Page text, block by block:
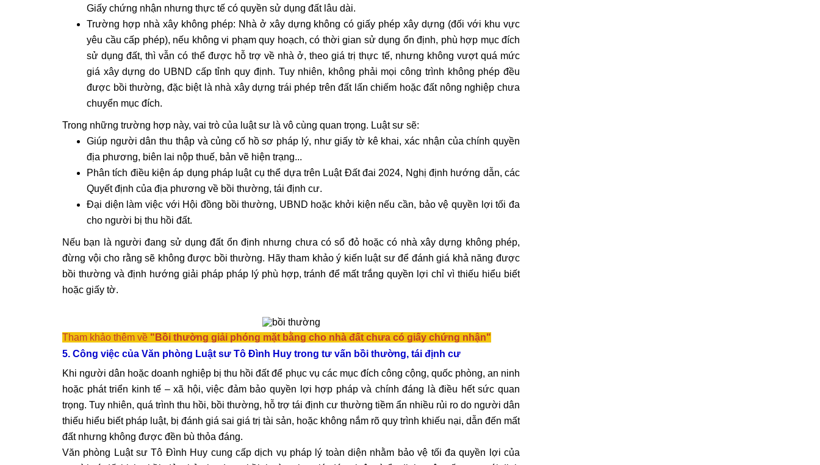
Giấy chứng nhận nhưng thực tế có quyền sử dụng đất lâu dài.
Trường hợp nhà xây không phép: Nhà ở xây dựng không có giấy phép xây dựng (đối với khu vực
yêu cầu cấp phép), nếu không vi phạm quy hoạch, có thời gian sử dụng ổn định, phù hợp mục đích
sử dụng đất, thì vẫn có thể được hỗ trợ về nhà ở, theo giá trị thực tế, nhưng không vượt quá mức
giá xây dựng do UBND cấp tỉnh quy định. Tuy nhiên, không phải mọi công trình không phép đều
được bồi thường, đặc biệt là nhà xây dựng trái phép trên đất lấn chiếm hoặc đất nông nghiệp chưa
chuyển mục đích.
Trong những trường hợp này, vai trò của luật sư là vô cùng quan trọng. Luật sư sẽ:
Giúp người dân thu thập và củng cố hồ sơ pháp lý, như giấy tờ kê khai, xác nhận của chính quyền
địa phương, biên lai nộp thuế, bản vẽ hiện trạng...
Phân tích điều kiện áp dụng pháp luật cụ thể dựa trên Luật Đất đai 2024, Nghị định hướng dẫn, các
Quyết định của địa phương về bồi thường, tái định cư.
Đại diện làm việc với Hội đồng bồi thường, UBND hoặc khởi kiện nếu cần, bảo vệ quyền lợi tối đa
cho người bị thu hồi đất.
Nếu bạn là người đang sử dụng đất ổn định nhưng chưa có sổ đỏ hoặc có nhà xây dựng không phép,
đừng vội cho rằng sẽ không được bồi thường. Hãy tham khảo ý kiến luật sư để đánh giá khả năng được
bồi thường và định hướng giải pháp pháp lý phù hợp, tránh để mất trắng quyền lợi chỉ vì thiếu hiểu biết
hoặc giấy tờ.
Tham khảo thêm về " Bồi thường giải phóng mặt bằng cho nhà đất chưa có giấy chứng nhận"
5. Công việc của Văn phòng Luật sư Tô Đình Huy trong tư vấn bồi thường, tái định cư
Khi người dân hoặc doanh nghiệp bị thu hồi đất để phục vụ các mục đích công cộng, quốc phòng, an ninh
hoặc phát triển kinh tế – xã hội, việc đảm bảo quyền lợi hợp pháp và chính đáng là điều hết sức quan
trọng. Tuy nhiên, quá trình thu hồi, bồi thường, hỗ trợ tái định cư thường tiềm ẩn nhiều rủi ro do người dân
thiếu hiểu biết pháp luật, bị đánh giá sai giá trị tài sản, hoặc không nắm rõ quy trình khiếu nại, dẫn đến mất
đất nhưng không được đền bù thỏa đáng.
Văn phòng Luật sư Tô Đình Huy cung cấp dịch vụ pháp lý toàn diện nhằm bảo vệ tối đa quyền lợi của